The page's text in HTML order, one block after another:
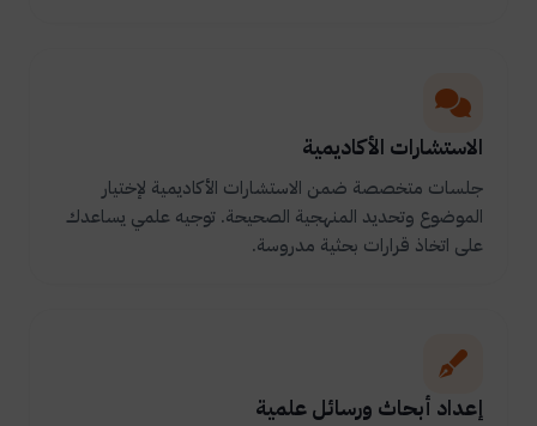
الاستشارات الأكاديمية
جلسات متخصصة ضمن الاستشارات الأكاديمية لإختيار
الموضوع وتحديد المنهجية الصحيحة. توجيه علمي يساعدك
على اتخاذ قرارات بحثية مدروسة.
إعداد أبحاث ورسائل علمية